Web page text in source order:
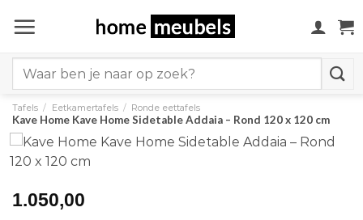
naar
for:
Tafels / Eetkamertafels / Ronde eettafels
Kave Home Kave Home Sidetable Addaia – Rond 120 x 120 cm
1.050,00